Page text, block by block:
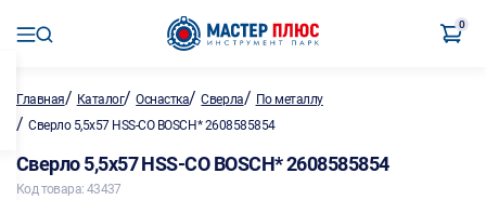
0
Главная/ Каталог/Оснастка/Сверла/ По металлу
/ Сверло 5,5х57 HSS-CO BOSCH* 2608585854
Сверло 5,5х57 HSS-CO BOSCH* 2608585854
Код товара: 43437